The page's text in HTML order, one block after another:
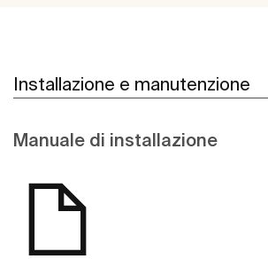
Installazione e manutenzione
Manuale di installazione